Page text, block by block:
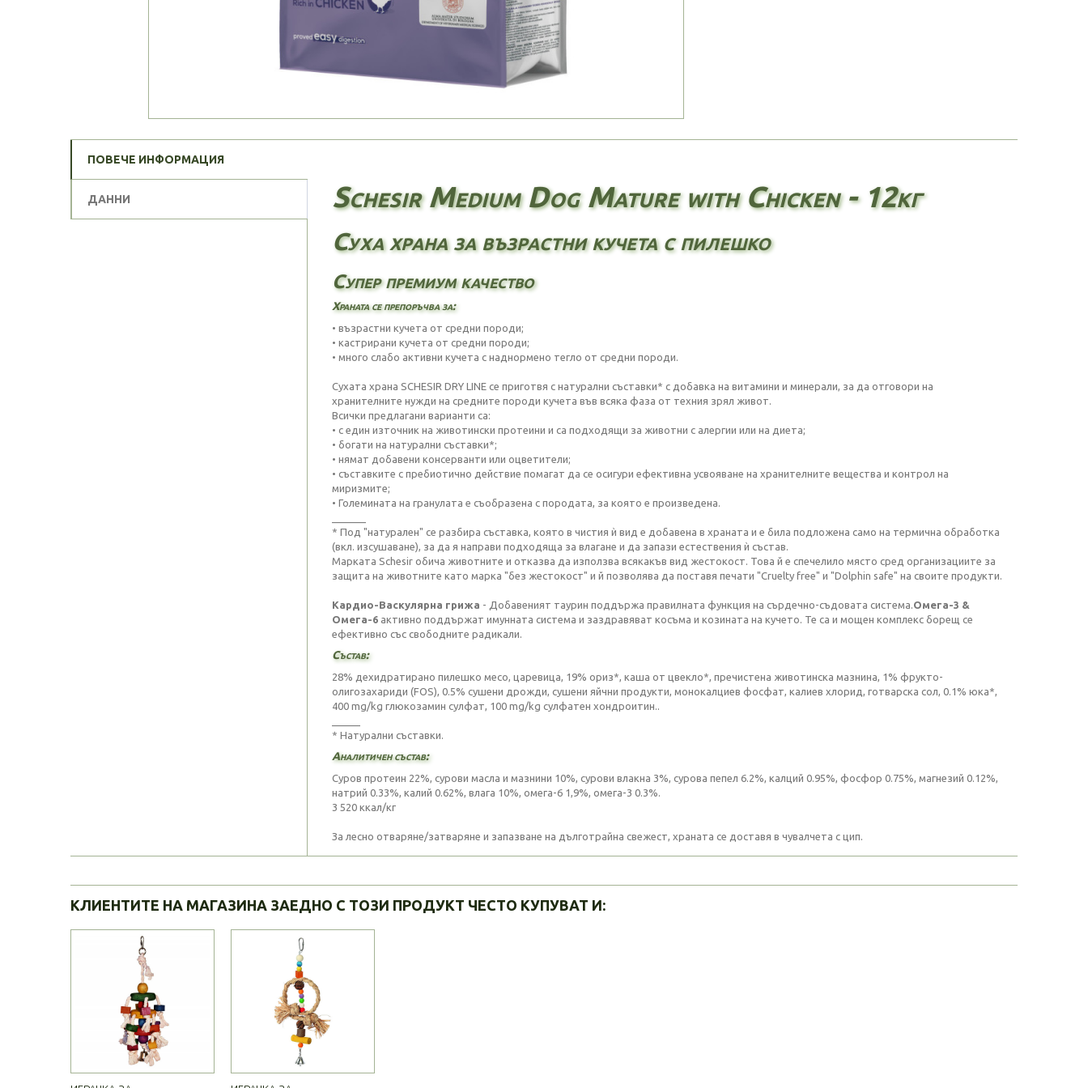
ПОВЕЧЕ ИНФОРМАЦИЯ
ДАННИ Schesir Medium Dog Mature with Chicken - 12кг
Суха храна за възрастни кучета с пилешко
Супер премиум качество
Храната се препоръчва за:
• възрастни кучета от средни породи;
• кастрирани кучета от средни породи;
• много слабо активни кучета с наднормено тегло от средни породи.
Сухата храна SCHESIR DRY LINE се приготвя с натурални съставки* с добавка на витамини и минерали, за да отговори на
хранителните нужди на средните породи кучета във всяка фаза от техния зрял живот.
Всички предлагани варианти са:
• с един източник на животински протеини и са подходящи за животни с алергии или на диета;
• богати на натурални съставки*;
• нямат добавени консерванти или оцветители;
• съставките с пребиотично действие помагат да се осигури ефективна усвояване на хранителните вещества и контрол на
миризмите;
• Големината на гранулата е съобразена с породата, за която е произведена.
* Под "натурален" се разбира съставка, която в чистия ѝ вид е добавена в храната и е била подложена само на термична обработка
(вкл. изсушаване), за да я направи подходяща за влагане и да запази естествения ѝ състав.
Марката Schesir обича животните и отказва да използва всякакъв вид жестокост. Това й е спечелило място сред организациите за
защита на животните като марка "без жестокост" и й позволява да поставя печати "Cruelty free" и "Dolphin safe" на своите продукти.
Кардио-Васкулярна грижа - Добавеният таурин поддържа правилната функция на сърдечно-съдовата система.Омега-3 &
Омега-6активно поддържат имунната система и заздравяват косъма и козината на кучето. Те са и мощен комплекс борещ се
ефективно със свободните радикали.
Състав:
28% дехидратирано пилешко месо, царевица, 19% ориз*, каша от цвекло*, пречистена животинска мазнина, 1% фрукто-
олигозахариди (FOS), 0.5% сушени дрожди, сушени яйчни продукти, монокалциев фосфат, калиев хлорид, готварска сол, 0.1% юка*,
400 mg/kg глюкозамин сулфат, 100 mg/kg сулфатен хондроитин..
* Натурални съставки.
Аналитичен състав:
Суров протеин 22%, сурови масла и мазнини 10%, сурови влакна 3%, сурова пепел 6.2%, калций 0.95%, фосфор 0.75%, магнезий 0.12%,
натрий 0.33%, калий 0.62%, влага 10%, омега-6 1,9%, омега-3 0.3%.
3 520 ккал/кг
За лесно отваряне/затваряне и запазване на дълготрайна свежест, храната се доставя в чувалчета с цип.
КЛИЕНТИТЕ НА МАГАЗИНА ЗАЕДНО С ТОЗИ ПРОДУКТ ЧЕСТО КУПУВАТ И: